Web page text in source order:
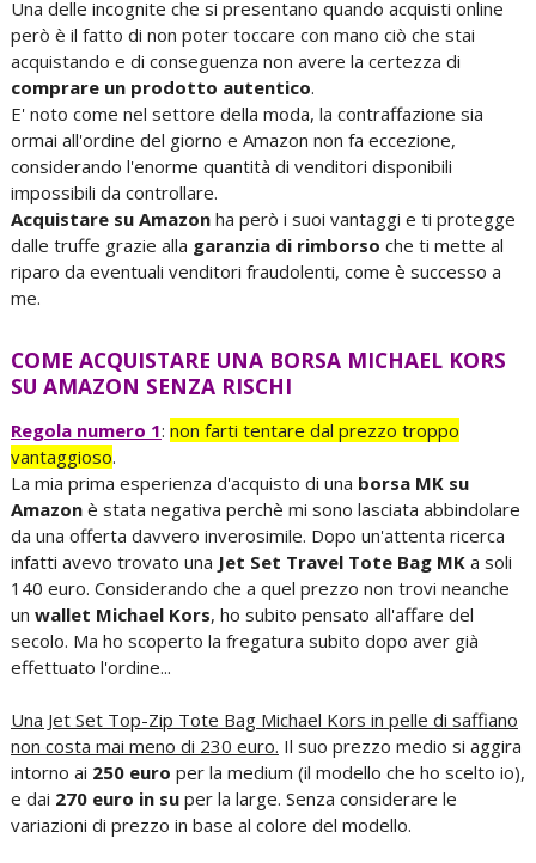
Una delle incognite che si presentano quando acquisti online
però è il fatto di non poter toccare con mano ciò che stai
acquistando e di conseguenza non avere la certezza di
comprare un prodotto autentico.
E' noto come nel settore della moda, la contraffazione sia
ormai all'ordine del giorno e Amazon non fa eccezione,
considerando l'enorme quantità di venditori disponibili
impossibili da controllare.
Acquistare su Amazonha però i suoi vantaggi e ti protegge
dalle truffe grazie alla garanzia di rimborso che ti mette al
riparo da eventuali venditori fraudolenti, come è successo a
me.
COME ACQUISTARE UNA BORSA MICHAEL KORS
SU AMAZON SENZA RISCHI
Regola numero 1: non farti tentare dal prezzo troppo
vantaggioso.
La mia prima esperienza d'acquisto di una borsa MK su
Amazonè stata negativa perchè mi sono lasciata abbindolare
da una offerta davvero inverosimile. Dopo un'attenta ricerca
infatti avevo trovato una Jet Set Travel Tote Bag MKa soli
140 euro. Considerando che a quel prezzo non trovi neanche
un wallet Michael Kors, ho subito pensato all'affare del
secolo. Ma ho scoperto la fregatura subito dopo aver già
effettuato l'ordine...
Una Jet Set Top-Zip Tote Bag Michael Kors in pelle di saffiano
non costa mai meno di 230 euro. Il suo prezzo medio si aggira
intorno ai 250 euro per la medium (il modello che ho scelto io),
e dai 270 euro in super la large. Senza considerare le
variazioni di prezzo in base al colore del modello.